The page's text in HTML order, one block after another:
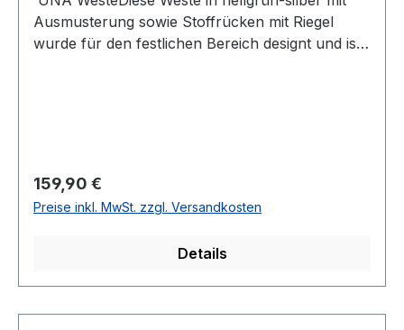
Ausmusterung sowie Stoffrücken mit Riegel
wurde für den festlichen Bereich designt und ist
ReinigungModell Nr.: 8580Form: RUBINOFarbe:
34
Regulärer Preis:
159,90 €
Preise inkl. MwSt. zzgl. Versandkosten
Details